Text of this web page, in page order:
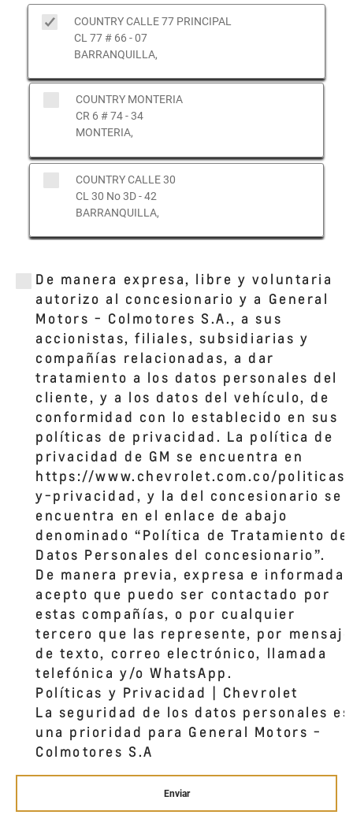
COUNTRY CALLE 77 PRINCIPAL
CL 77 # 66 - 07
BARRANQUILLA,
COUNTRY MONTERIA
CR 6 # 74 - 34
MONTERIA,
COUNTRY CALLE 30
CL 30 No 3D - 42
BARRANQUILLA,
CL 38 No 5 - 236
SINCELEJO,
COUNTRY RIOHACHA
CL 15 CR - 22
RIOHACHA,
COUNTRY MOTORS VALLEDUPAR
CR 7A # 22-107
,
De manera expresa, libre y voluntaria
autorizo al concesionario y a General
Motors - Colmotores S.A., a sus
accionistas, filiales, subsidiarias y
compañías relacionadas, a dar
tratamiento a los datos personales del
cliente, y a los datos del vehículo, de
conformidad con lo establecido en sus
políticas de privacidad. La política de
privacidad de GM se encuentra en
https://www.chevrolet.com.co/
y-privacidad, y la del concesionario se
encuentra en el enlace de abajo
denominado “Política de Tratamiento de
Datos Personales del concesionario”.
De manera previa, expresa e informada,
acepto que puedo ser contactado por
estas compañías, o por cualquier
tercero que las represente, por mensaje
de texto, correo electrónico, llamada
telefónica y/o WhatsApp.
Políticas y Privacidad | Chevrolet
La seguridad de los datos personales es
una prioridad para General Motors -
Colmotores S.A
Enviar